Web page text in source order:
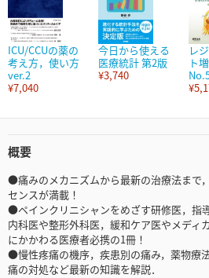
ICU/CCUの薬の
考え方，使い方
ver.2
¥7,040
今日から使える
医療統計 第2版
¥3,740
レ
ト
概要
●痛みのメカニズムから最新の治療法まで
センスが満載！
●ペインクリニシャンをめざす研修医，指
内科医や整形外科医，緩和ケア医やメディ
にかかわる医療者必携の1冊！
●慢性疼痛の機序，疾患別の痛み，薬物療
痛の対処など最新の知識を解説．